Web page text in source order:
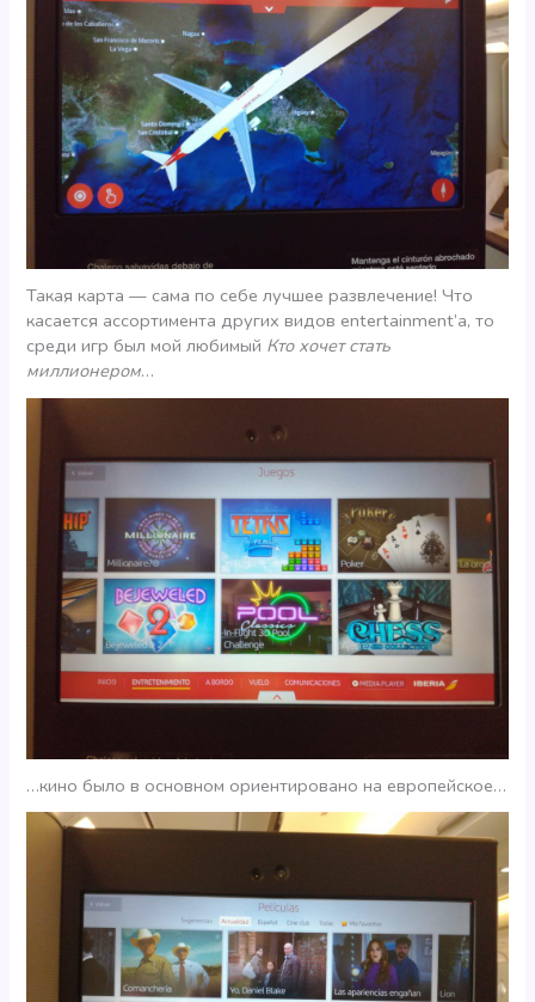
Такая карта — сама по себе лучшее развлечение! Что
касается ассортимента других видов entertainment’а, то
среди игр был мой любимый Кто хочет стать
миллионером…
…кино было в основном ориентировано на европейское…